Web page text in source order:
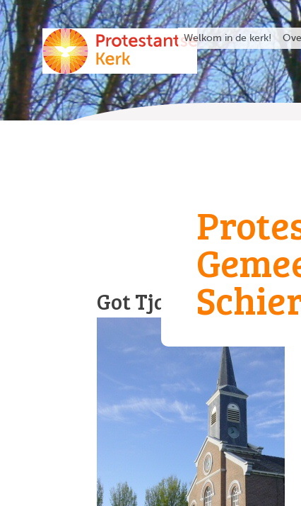
Welkom in de kerk!
Got Tjark